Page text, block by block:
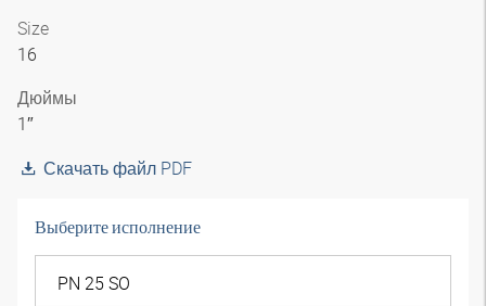
Size
16
Дюймы
1″
Скачать файл PDF
Выберите исполнение